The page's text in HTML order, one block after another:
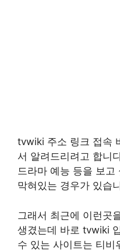
tvwiki 주소 링크 접속
서 알려드리려고 합니
드라마 예능 등을 보고
막혀있는 경우가 있습
그래서 최근에 이런곳
생겼는데 바로 tvwiki
수 있는 사이트는 티비